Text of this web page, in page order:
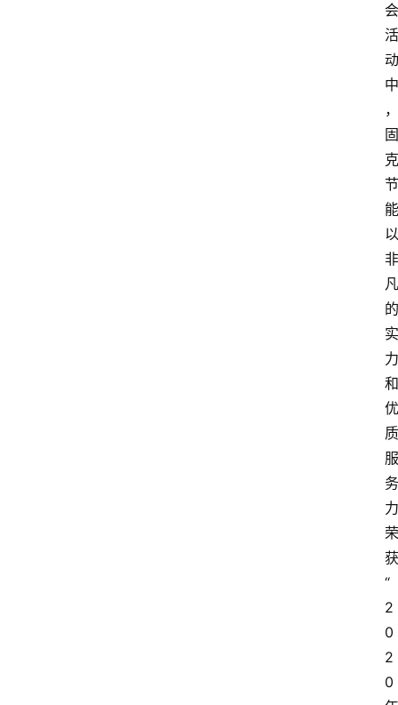
会
活
动
中
，
固
克
节
能
以
非
凡
的
实
力
和
优
质
服
务
力
荣
获
“
2
0
2
0